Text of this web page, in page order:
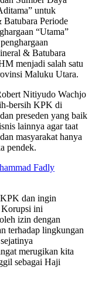
untuk
Batubara Periode
“Utama”
& Batubara
menjadi salah satu
Maluku Utara.
Nitiyudo Wachjo
bersih KPK di
preseden yang baik
lainnya agar taat
masyarakat hanya
pendek.
Fadly
KPK dan ingin
Korupsi ini
izin dengan
terhadap lingkungan
merugikan kita
sebagai Haji